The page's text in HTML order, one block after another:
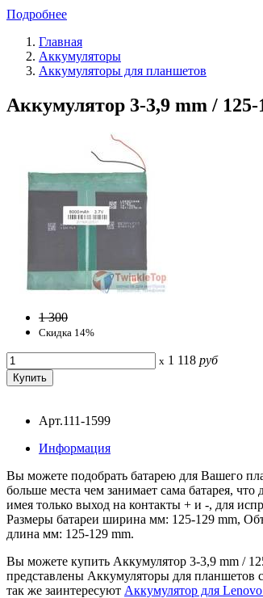
Подробнее
Главная
Аккумуляторы
Аккумуляторы для планшетов
Аккумулятор 3-3,9 mm / 125-
1 300
Скидка 14%
x 1 118 руб
Арт.111-1599
Информация
Вы можете подобрать батарею для Вашего
больше места чем занимает сама батарея,
имея только выход на контакты + и -, для
Размеры батареи ширина мм: 125-129 mm,
длина мм: 125-129 mm.
Вы можете купить Аккумулятор 3-3,9 mm /
представлены Аккумуляторы для планшетов
так же заинтересуют Аккумулятор для